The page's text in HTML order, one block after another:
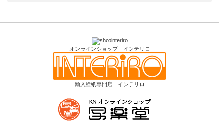
オンラインショップ インテリロ
輸入壁紙専門店 インテリロ